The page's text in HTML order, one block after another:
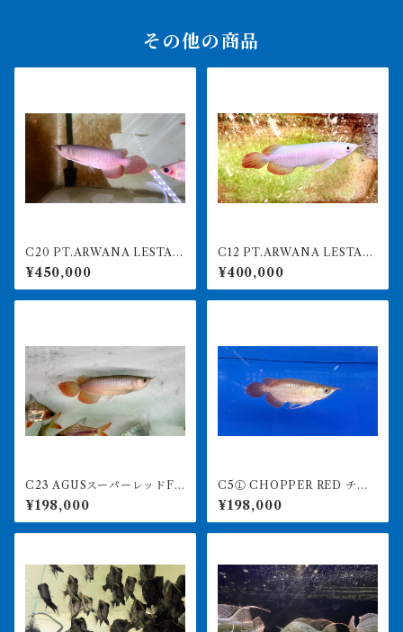
その他の商品
C20 PT.ARWANA LESTAR
I 最高峰紅龍 アブソリュート
レッド 18㎝前後 260-005
150 アグスファーム
¥450,000
C12 PT.ARWANA LESTARI
最高峰紅龍 アブソリュート
レッド 17㎝前後 260-005
155 アグスファーム
¥400,000
C23 AGUSスーパーレッドF4
19㎝前後 PT.ARWANA LE
STARI アジアアロワナ 紅
龍 260-005131
¥198,000
C5① CHOPPER RED チョ
ッパーレッド 12㎝前後 BILL
Y-KENオリジナル アジアア
ロワナ 紅龍ショート 260-
¥198,000